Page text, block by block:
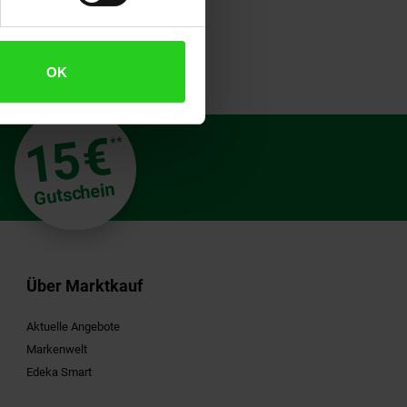
OK
15€**
Gutschein
Über Marktkauf
Aktuelle Angebote
Markenwelt
Edeka Smart